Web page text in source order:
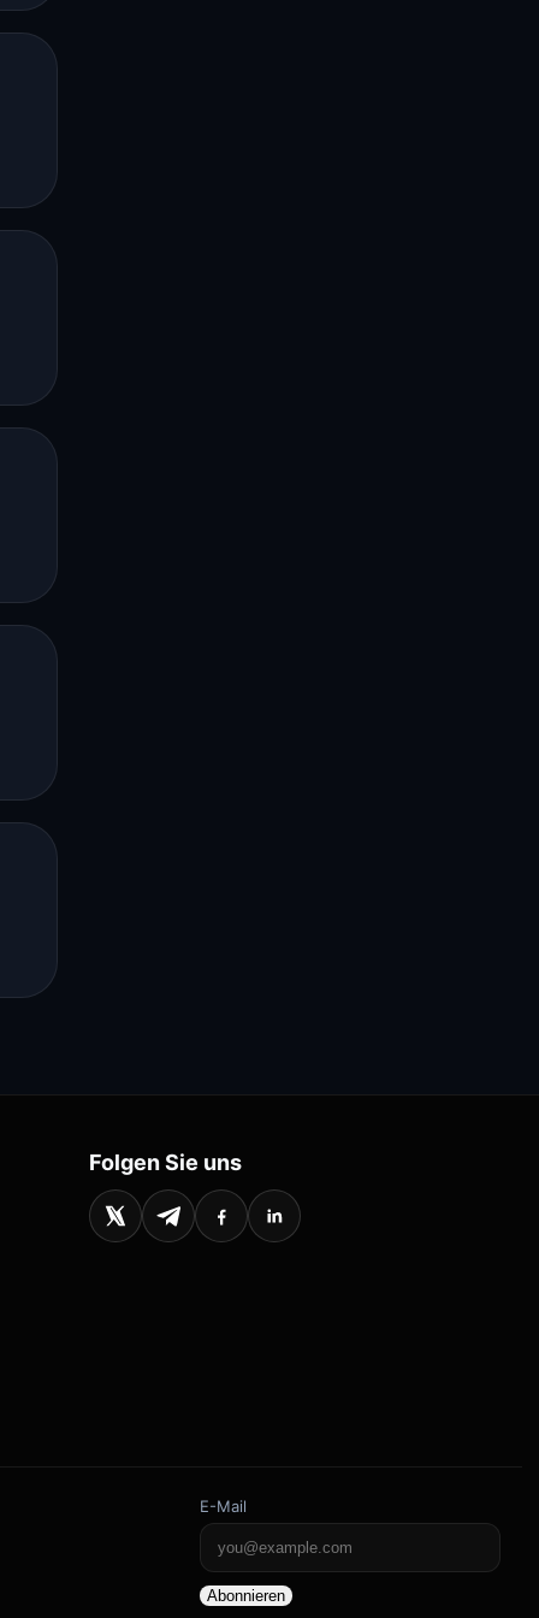
Folgen Sie uns
E-Mail
Abonnieren